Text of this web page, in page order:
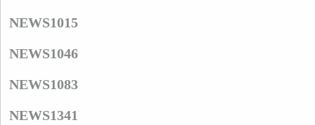
NEWS1015
NEWS1046
NEWS1083
NEWS1341